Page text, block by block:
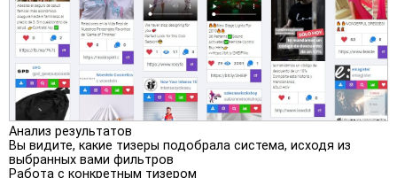
Анализ результатов
Вы видите, какие тизеры подобрала система, исходя из
выбранных вами фильтров
Работа с конкретным тизером